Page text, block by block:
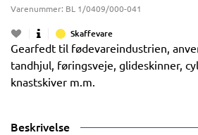
Varenummer: BL 1/0409/000-041
Skaffevare
Gearfedt til fødevareindustrien,
tandhjul, føringsveje, glideskinner,
knastskiver m.m.
Beskrivelse